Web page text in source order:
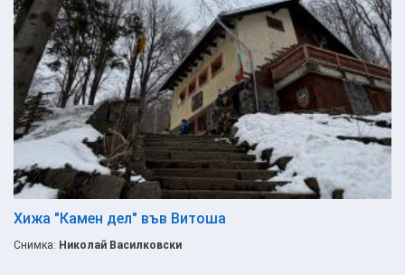
Хижа "Камен дел" във Витоша
Снимка: Николай Василковски